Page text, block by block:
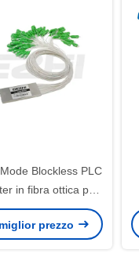
Blockless PLC
in fibra ottica per
FTTX
prezzo